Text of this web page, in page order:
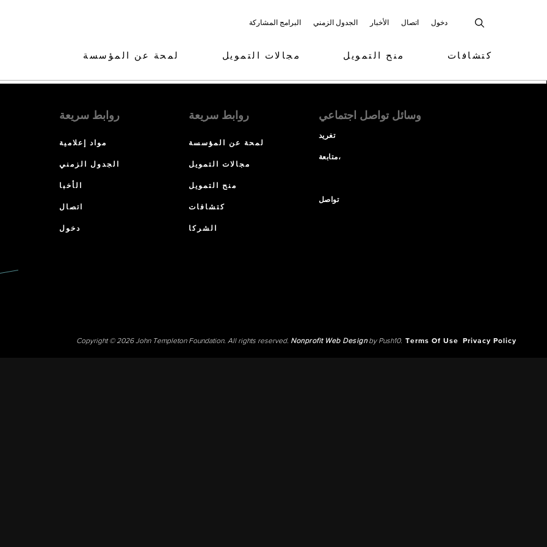
البرامج المشاركة الجدول الزمني الأخبار اتصال دخول
لمحة عن المؤسسة مجالات التمويل منح التمويل كتشافات
روابط سريعة
مواد إعلامية
الجدول الزمني
الأخبا
اتصال
دخول
روابط سريعة
لمحة عن المؤسسة
مجالات التمويل
منح التمويل
كتشافات
الشركا
وسائل تواصل اجتماعي
تغريد
متابعة،
تواصل
Copyright © 2026 John Templeton Foundation. All rights reserved. Nonprofit Web Designby Push10. Terms Of Use Privacy Policy